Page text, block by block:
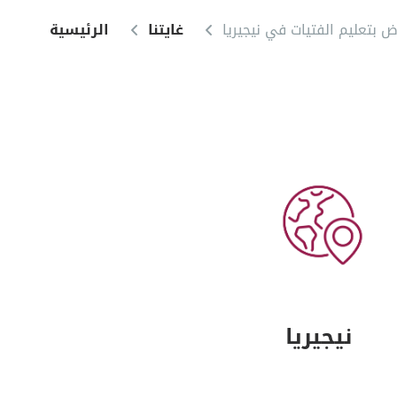
الرئيسية غايتنا بتعليم الفتيات في نيجيريا
نيجيريا